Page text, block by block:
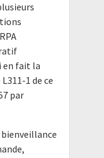
en fait la
1 de ce
par
bienveillance